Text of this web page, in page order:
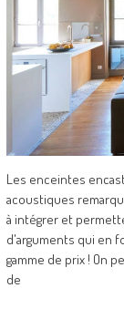
Les enceintes
acoustiques
à intégrer et
d'arguments qui en
gamme de prix ! On
de